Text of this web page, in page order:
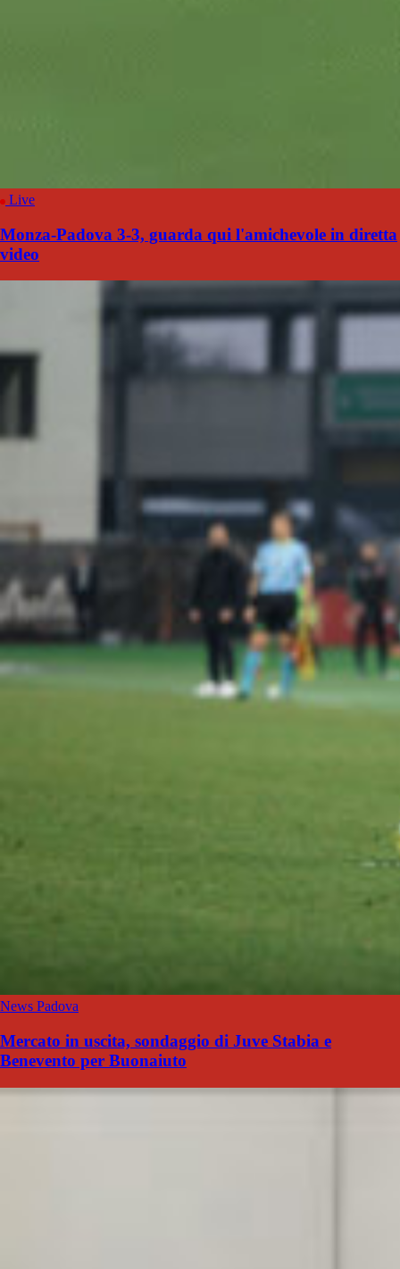
Live
Monza-Padova 3-3, guarda qui l'amichevole in diretta
video
News Padova
Mercato in uscita, sondaggio di Juve Stabia e
Benevento per Buonaiuto